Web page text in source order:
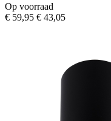
Op voorraad
€ 59,95 € 43,05